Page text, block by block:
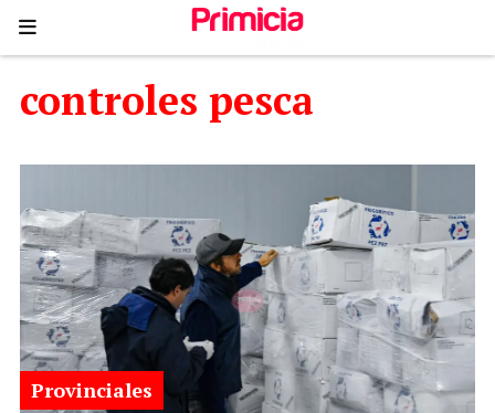
controles pesca
Provinciales